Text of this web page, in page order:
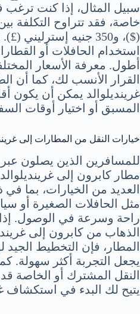
سبيل المثال، إذا كنت
($)، و350 جنيه
استخدام الحافلات أو
أطول. معرفة الأسعار
القرار الأنسب لك، كما أن
غرينديلوالد يمكن أن يكون
المسبق أو اختيار أوقات
خيارات النقل من المطارات إلى
للمسافرين الذين يصلون
مطار كابرون إلى
العديد من الخيارات، بما
مثل الحافلات الصغيرة أو
راحة وسرعة في الوصول.
الذهاب من كابرون إلى
المطار، فإن التخطيط
يجعل التجربة أكثر سهولة.
النقل المشترك أو الخاصة
يتيح لك البدء في استكشاف